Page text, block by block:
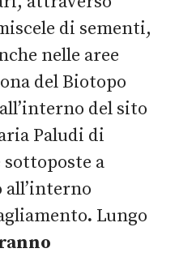
di sementi,
nelle aree
del Biotopo
del sito
Paludi di
sottoposte a
all’interno
. Lungo